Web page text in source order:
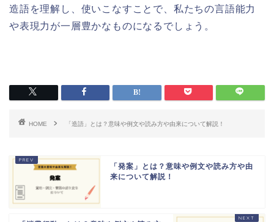
造語を理解し、使いこなすことで、私たちの言語能力
や表現力が一層豊かなものになるでしょう。
HOME 「造語」とは？意味や例文や読み方や由来について解説！
「発案」とは？意味や例文や読み方や由
来について解説！